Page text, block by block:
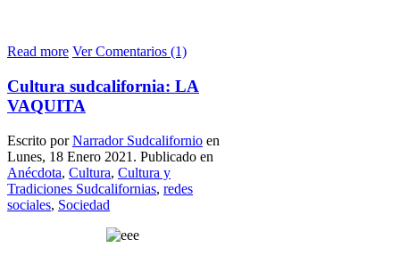
Read more Ver Comentarios (1)
Cultura sudcalifornia: LA
VAQUITA
Escrito porNarrador Sudcalifornio en
Lunes, 18 Enero 2021. Publicado en
Anécdota, Cultura, Cultura y
Tradiciones Sudcalifornias, redes
sociales, Sociedad